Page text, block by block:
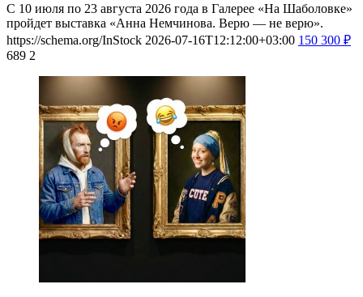
С 10 июля по 23 августа 2026 года в Галерее «На Шаболовке»
пройдет выставка «Анна Немчинова. Верю — не верю».
https://schema.org/InStock 2026-07-16T12:12:00+03:00 150 300 ₽
689 2